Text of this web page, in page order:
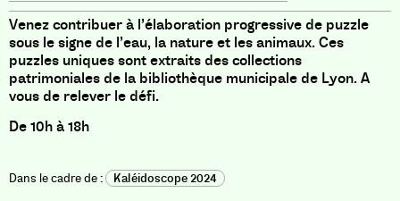
Venez contribuer à l’élaboration progressive de puzzle
sous le signe de l’eau, la nature et les animaux. Ces
puzzles uniques sont extraits des collections
patrimoniales de la bibliothèque municipale de Lyon. A
vous de relever le défi.
De 10h à 18h
Kaléidoscope 2024